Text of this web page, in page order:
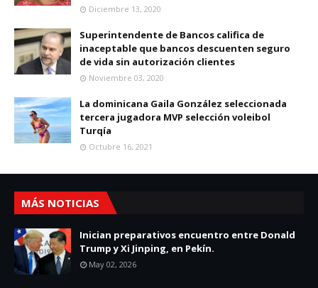
Diciembre 13, 2020
Superintendente de Bancos califica de
inaceptable que bancos descuenten seguro
de vida sin autorización clientes
Noviembre 03, 2020
La dominicana Gaila González seleccionada
tercera jugadora MVP selección voleibol
Turqía
Octubre 16, 2021
MÁS NOTICIAS
Inician preparativos encuentro entre Donald
Trump y Xi Jinping, en Pekín.
May 02, 2026